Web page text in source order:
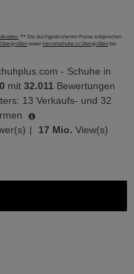
** Die durchgestrichenen Preise entsprechen
sowie Herrenschuhe in Übergrößen bei
- Schuhe in
mit 32.011 Bewertungen
13 Verkaufs- und 32
| 17 Mio. View(s)